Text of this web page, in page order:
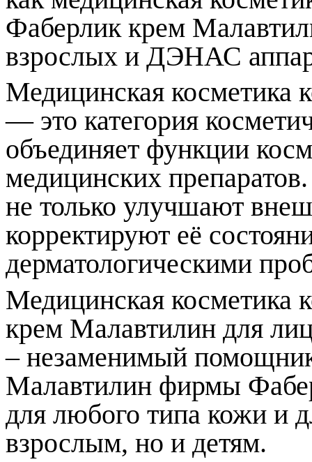
Фаберлик крем
взрослых и ДЭНАС
Медицинская косметика
— это категория
объединяет функции
медицинских
не только улучшают
корректируют её
дерматологическими
Медицинская косметика
крем Малавтилин для
– незаменимый
Малавтилин фирмы
для любого типа кожи и
взрослым, но и детям.